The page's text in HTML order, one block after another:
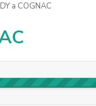
a COGNAC